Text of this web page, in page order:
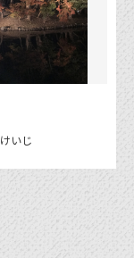
けいじ